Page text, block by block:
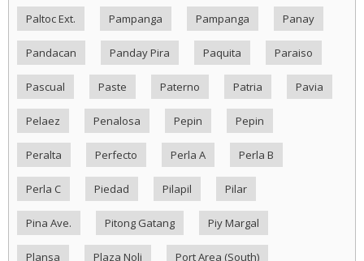
Paltoc Ext. Pampanga Pampanga Panay
Pandacan Panday Pira Paquita Paraiso
Pascual Paste Paterno Patria Pavia
Pelaez Penalosa Pepin Pepin
Peralta Perfecto Perla A Perla B
Perla C Piedad Pilapil Pilar
Pina Ave. Pitong Gatang Piy Margal
Plansa Plaza Noli Port Area (South)